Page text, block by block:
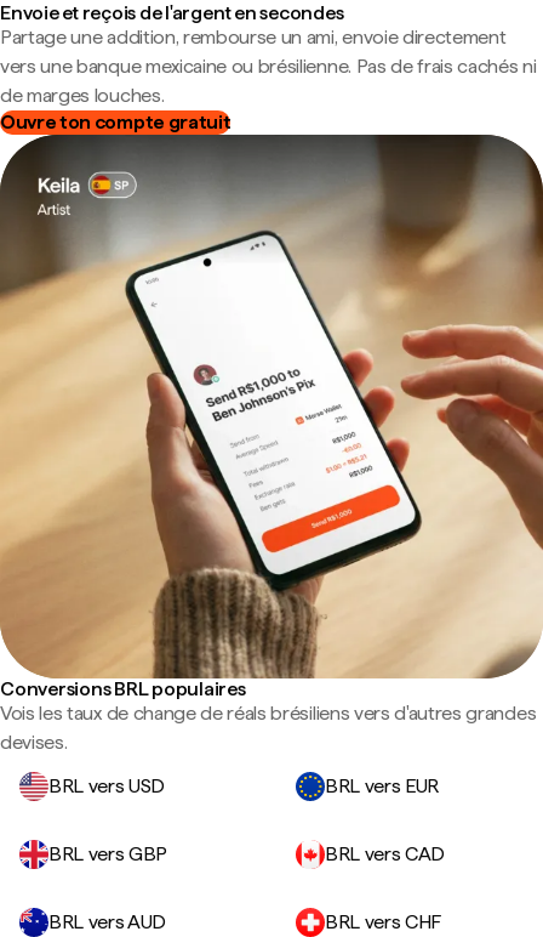
Envoie et reçois de l'argent en secondes
Partage une addition, rembourse un ami, envoie directement
vers une banque mexicaine ou brésilienne. Pas de frais cachés ni
de marges louches.
Ouvre ton compte gratuit
Conversions BRL populaires
Vois les taux de change de réals brésiliens vers d'autres grandes
devises.
BRL vers USD
BRL vers EUR
BRL vers GBP BRL vers CAD
BRL vers AUD BRL vers CHF